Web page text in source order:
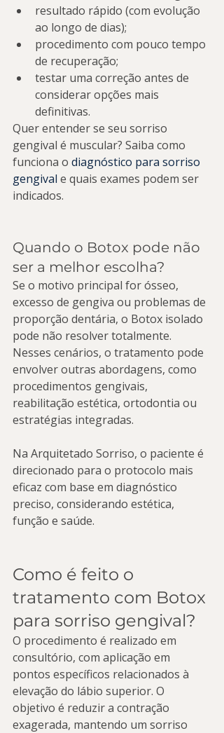
resultado rápido (com evolução
ao longo de dias);
procedimento com pouco tempo
de recuperação;
testar uma correção antes de
considerar opções mais
definitivas.
Quer entender se seu sorriso
gengival é muscular? Saiba como
funciona o diagnóstico para sorriso
gengival e quais exames podem ser
indicados.
Quando o Botox pode não
ser a melhor escolha?
Se o motivo principal for ósseo,
excesso de gengiva ou problemas de
proporção dentária, o Botox isolado
pode não resolver totalmente.
Nesses cenários, o tratamento pode
envolver outras abordagens, como
procedimentos gengivais,
reabilitação estética, ortodontia ou
estratégias integradas.
Na Arquitetado Sorriso, o paciente é
direcionado para o protocolo mais
eficaz com base em diagnóstico
preciso, considerando estética,
função e saúde.
Como é feito o
tratamento com Botox
para sorriso gengival?
O procedimento é realizado em
consultório, com aplicação em
pontos específicos relacionados à
elevação do lábio superior. O
objetivo é reduzir a contração
exagerada, mantendo um sorriso